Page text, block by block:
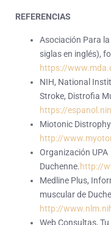
REFERENCIAS
Asociación Para
siglas en inglés),
https://
NIH, National
Stroke, Distrofia
https://
Miotonic
http://
Organización UPA
Duchenne.http://
Medline Plus,
muscular de
http://
Web Consultas,